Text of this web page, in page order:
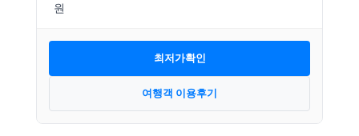
최저가확인
여행객 이용후기